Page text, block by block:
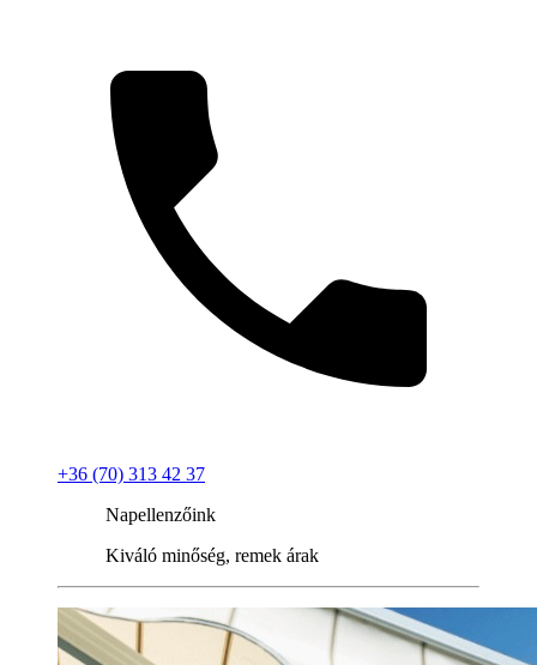
+36 (70) 313 42 37
Napellenzőink
Kiváló minőség, remek árak